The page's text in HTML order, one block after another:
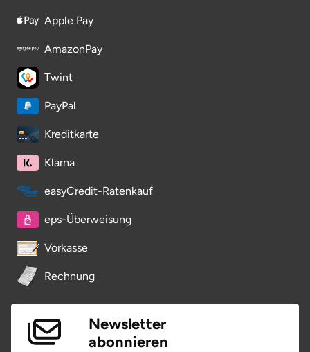
Apple Pay
AmazonPay
Twint
PayPal
Kreditkarte
Klarna
easyCredit-Ratenkauf
eps-Überweisung
Vorkasse
Rechnung
Newsletter
abonnieren
Rheine
Rodgau
Rostock
Rottweil
Rügen
Saarbrücken
Salzgitter
Schwabach